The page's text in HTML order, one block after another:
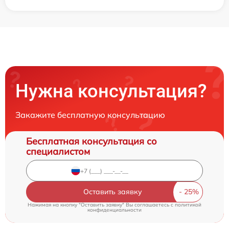
Нужна консультация?
Закажите бесплатную консультацию
Бесплатная консультация со
специалистом
Оставить заявку
Нажимая на кнопку "Оставить заявку" Вы соглашаетесь c политикой
конфиденциальности